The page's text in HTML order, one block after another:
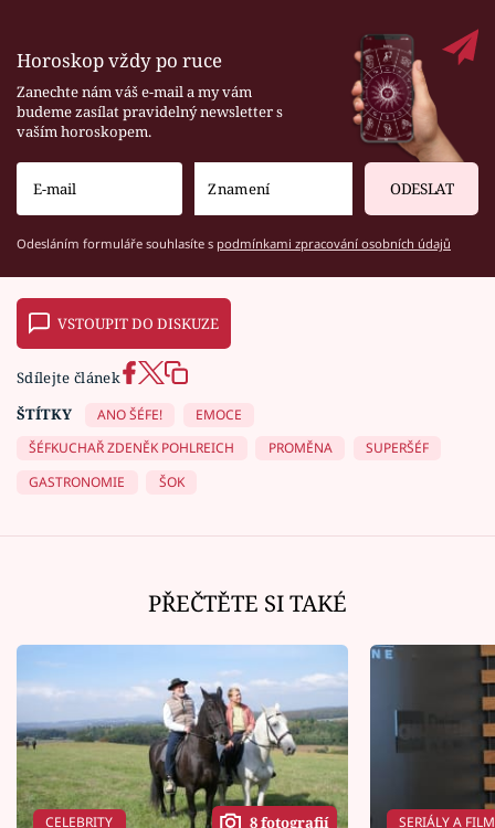
Horoskop vždy po ruce
Zanechte nám váš e-mail a my vám
budeme zasílat pravidelný newsletter s
vaším horoskopem.
ODESLAT
Odesláním formuláře souhlasíte s podmínkami zpracování osobních údajů
VSTOUPIT DO DISKUZE
Sdílejte článek
ŠTÍTKY
ANO ŠÉFE!
EMOCE
ŠÉFKUCHAŘ ZDENĚK POHLREICH
PROMĚNA
SUPERŠÉF
GASTRONOMIE
ŠOK
PŘEČTĚTE SI TAKÉ
CELEBRITY 8 fotografií SERIÁLY A